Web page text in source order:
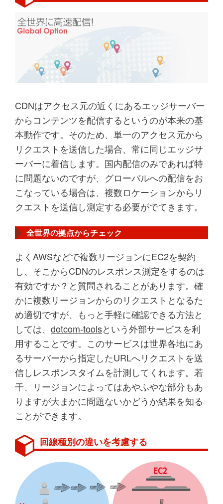
CDNはアクセス元の近くにあるエッジサーバー
からコンテンツを配信するというのが本来の基
本動作です。そのため、単一のアクセス元から
リクエストを送信した場合、常に同じエッジサ
ーバーに着信します。国内配信のみであれば特
に問題ないのですが、グローバルへの配信をお
こなっている場合は、複数ロケーションからリ
クエストを送信し測定する必要がでてきます。
全世界の拠点からチェック
よくAWSなどで複数リージョンにEC2を契約
し、そこからCDNのレスポンス測定をするのは
有効ですか？と質問されることがあります。確
かに複数リージョンからのリクエストとなるた
め適切ですが、もっと手軽に確認できる方法と
しては、 dotcom-toolsという外部サービスを利
用することです。このサービスは世界各地にあ
るサーバーから指定したURLへリクエストを送
信しレスポンスタイムを計測してくれます。若
干、リージョンによってはあやふやな部分もあ
りますが大まかに問題ないかどうか結果を知る
ことができます。
回線種別の違いを考慮する